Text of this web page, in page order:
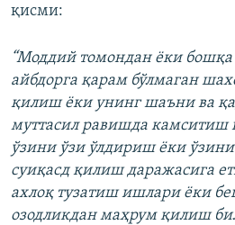
қисми:
“Моддий томондан ёки
айбдорга қарам бўлмаган
қилиш ёки унинг шаъни ва
муттасил равишда камситиш
ўзини ўзи ўлдириш ёки
суиқасд қилиш даражасига
ахлоқ тузатиш ишлари ёки
озодликдан маҳрум қилиш